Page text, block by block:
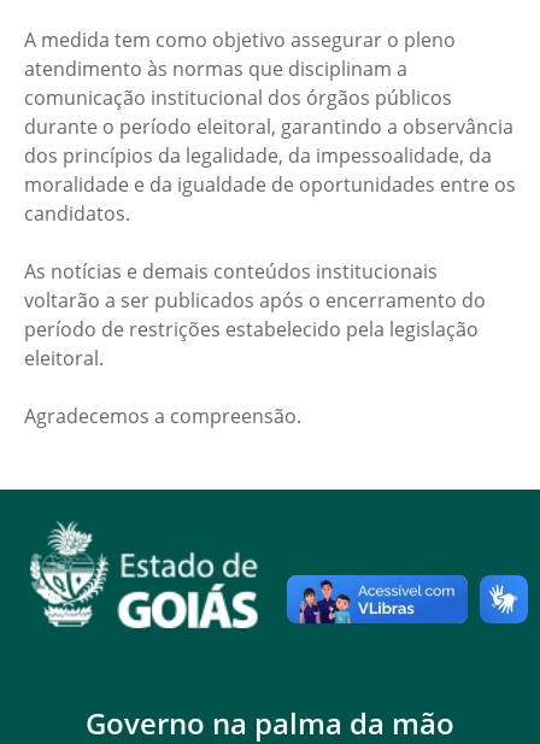
A medida tem como objetivo assegurar o pleno
atendimento às normas que disciplinam a
comunicação institucional dos órgãos públicos
durante o período eleitoral, garantindo a observância
dos princípios da legalidade, da impessoalidade, da
moralidade e da igualdade de oportunidades entre os
candidatos.
As notícias e demais conteúdos institucionais
voltarão a ser publicados após o encerramento do
período de restrições estabelecido pela legislação
eleitoral.
Agradecemos a compreensão.
Governo na palma da mão